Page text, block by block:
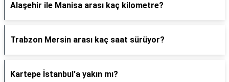
Alaşehir ile Manisa arası kaç kilometre?
Trabzon Mersin arası kaç saat sürüyor?
Kartepe İstanbul'a yakın mı?